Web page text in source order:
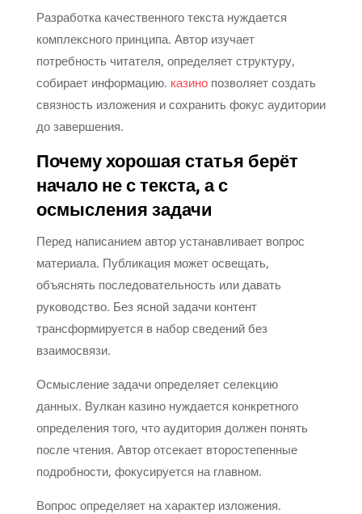
Разработка качественного текста нуждается
комплексного принципа. Автор изучает
потребность читателя, определяет структуру,
собирает информацию. казинопозволяет создать
связность изложения и сохранить фокус аудитории
до завершения.
Почему хорошая статья берёт
начало не с текста, а с
осмысления задачи
Перед написанием автор устанавливает вопрос
материала. Публикация может освещать,
объяснять последовательность или давать
руководство. Без ясной задачи контент
трансформируется в набор сведений без
взаимосвязи.
Осмысление задачи определяет селекцию
данных. Вулкан казино нуждается конкретного
определения того, что аудитория должен понять
после чтения. Автор отсекает второстепенные
подробности, фокусируется на главном.
Вопрос определяет на характер изложения.